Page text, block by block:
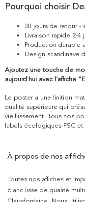
Pourquoi choisir
30 jours de retour -
Livraison rapide 2-4
Production durable
Design scandinave
Ajoutez une touche de
aujourd'hui avec l'affiche
Le poster a une finition
qualité supérieure qui
vieillissement. Tous nos
labels écologiques FSC et
À propos de nos
Toutes nos affiches et
blanc lisse de qualité